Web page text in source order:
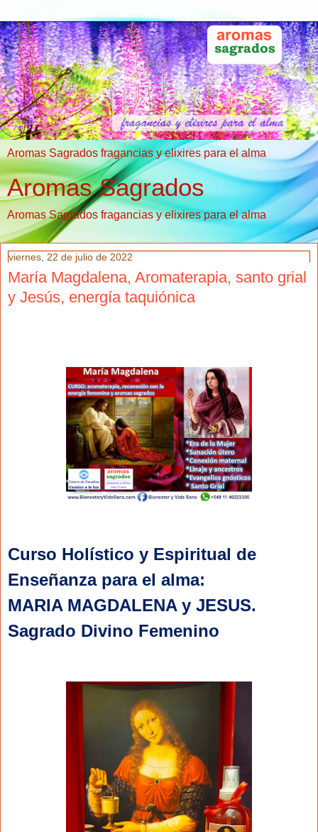
Aromas Sagrados fragancias y elixires para el alma
Aromas Sagrados
Aromas Sagrados fragancias y elixires para el alma
viernes, 22 de julio de 2022
María Magdalena, Aromaterapia, santo grial
y Jesús, energía taquiónica
Curso Holístico y Espiritual de
Enseñanza para el alma:
MARIA MAGDALENA y JESUS.
Sagrado Divino Femenino